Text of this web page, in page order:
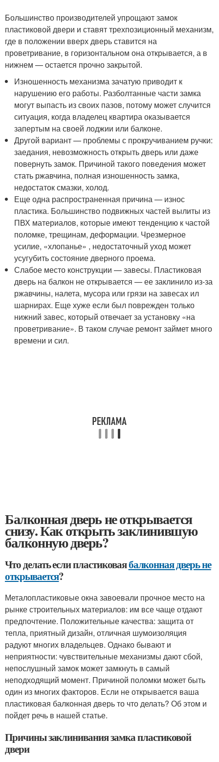
Большинство производителей упрощают замок
пластиковой двери и ставят трехпозиционный механизм,
где в положении вверх дверь ставится на
проветривание, в горизонтальном она открывается, а в
нижнем — остается прочно закрытой.
Изношенность механизма зачатую приводит к
нарушению его работы. Разболтанные части замка
могут выпасть из своих пазов, потому может случится
ситуация, когда владелец квартира оказывается
запертым на своей лоджии или балконе.
Другой вариант — проблемы с прокручиванием ручки:
заедания, невозможность открыть дверь или даже
повернуть замок. Причиной такого поведения может
стать ржавчина, полная изношенность замка,
недостаток смазки, холод.
Еще одна распространенная причина — износ
пластика. Большинство подвижных частей вылиты из
ПВХ материалов, которые имеют тенденцию к частой
поломке, трещинам, деформации. Чрезмерное
усилие, «хлопанье» , недостаточный уход может
усугубить состояние дверного проема.
Слабое место конструкции — завесы. Пластиковая
дверь на балкон не открывается — ее заклинило из-за
ржавчины, налета, мусора или грязи на завесах ил
шарнирах. Еще хуже если был поврежден только
нижний завес, который отвечает за установку «на
проветривание». В таком случае ремонт займет много
времени и сил.
Балконная дверь не открывается
снизу. Как открыть заклинившую
балконную дверь?
Что делать если пластиковаябалконная дверь не
открывается?
Металопластиковые окна завоевали прочное место на
рынке строительных материалов: им все чаще отдают
предпочтение. Положительные качества: защита от
тепла, приятный дизайн, отличная шумоизоляция
радуют многих владельцев. Однако бывают и
неприятности: чувствительные механизмы дают сбой,
непослушный замок может замкнуть в самый
неподходящий момент. Причиной поломки может быть
один из многих факторов. Если не открывается ваша
пластиковая балконная дверь то что делать? Об этом и
пойдет речь в нашей статье.
Причины заклинивания замка пластиковой
двери